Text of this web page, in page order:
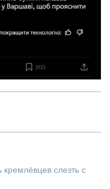
кремлёвцев слезть с